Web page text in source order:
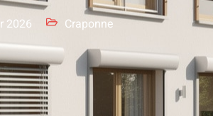
2026 Craponne